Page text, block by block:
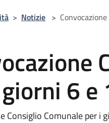
> Notizie >
6
Consiglio Comunale per i